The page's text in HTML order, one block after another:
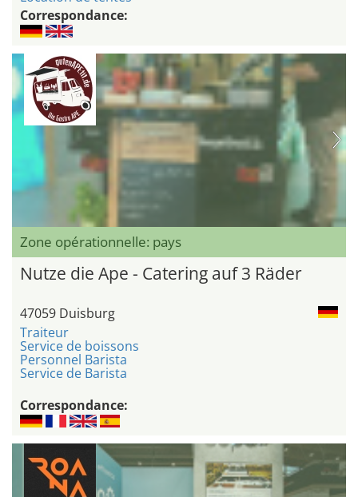
Correspondance:
Zone opérationnelle: pays
Nutze die Ape - Catering auf 3 Räder
47059 Duisburg
Traiteur
Service de boissons
Personnel Barista
Service de Barista
Correspondance: